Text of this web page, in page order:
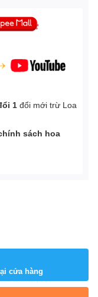
1 đổi mới trừ Loa
sách hoa
cửa hàng